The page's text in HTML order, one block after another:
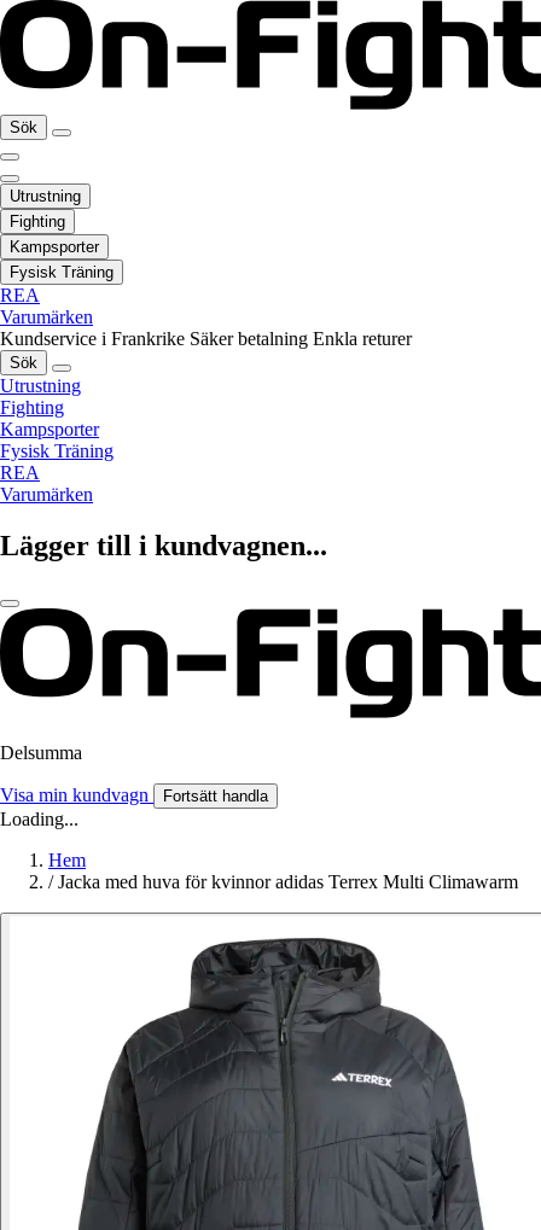
Sök
Utrustning
Fighting
Kampsporter
Fysisk Träning
REA
Varumärken
Kundservice i Frankrike Säker betalning Enkla returer
Sök
Utrustning
Fighting
Kampsporter
Fysisk Träning
REA
Varumärken
Lägger till i kundvagnen...
Delsumma
Visa min kundvagn Fortsätt handla
Loading...
Hem
/ Jacka med huva för kvinnor adidas Terrex Multi Climawarm